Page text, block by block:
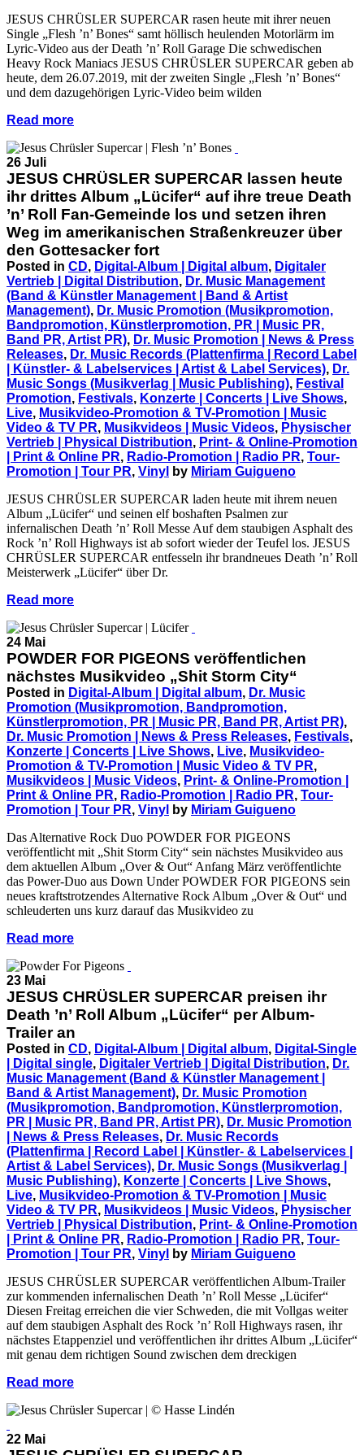
JESUS CHRÜSLER SUPERCAR rasen heute mit ihrer neuen
Single „Flesh ’n’ Bones“ samt höllisch heulenden Motorlärm im
Lyric-Video aus der Death ’n’ Roll Garage Die schwedischen
Heavy Rock Maniacs JESUS CHRÜSLER SUPERCAR geben ab
heute, dem 26.07.2019, mit der zweiten Single „Flesh ’n’ Bones“
und dem dazugehörigen Lyric-Video beim wilden
Read more
26 Juli
JESUS CHRÜSLER SUPERCAR lassen heute
ihr drittes Album „Lücifer“ auf ihre treue Death
’n’ Roll Fan-Gemeinde los und setzen ihren
Weg im amerikanischen Straßenkreuzer über
den Gottesacker fort
Posted in CD, Digital-Album | Digital album, Digitaler
Vertrieb | Digital Distribution, Dr. Music Management
(Band & Künstler Management | Band & Artist
Management), Dr. Music Promotion (Musikpromotion,
Bandpromotion, Künstlerpromotion, PR | Music PR,
Band PR, Artist PR), Dr. Music Promotion | News & Press
Releases, Dr. Music Records (Plattenfirma | Record Label
| Künstler- & Labelservices | Artist & Label Services), Dr.
Music Songs (Musikverlag | Music Publishing), Festival
Promotion, Festivals, Konzerte | Concerts | Live Shows,
Live, Musikvideo-Promotion & TV-Promotion | Music
Video & TV PR, Musikvideos | Music Videos, Physischer
Vertrieb | Physical Distribution, Print- & Online-Promotion
| Print & Online PR, Radio-Promotion | Radio PR, Tour-
Promotion | Tour PR, Vinyl by Miriam Guigueno
JESUS CHRÜSLER SUPERCAR laden heute mit ihrem neuen
Album „Lücifer“ und seinen elf boshaften Psalmen zur
infernalischen Death ’n’ Roll Messe Auf dem staubigen Asphalt des
Rock ’n’ Roll Highways ist ab sofort wieder der Teufel los. JESUS
CHRÜSLER SUPERCAR entfesseln ihr brandneues Death ’n’ Roll
Meisterwerk „Lücifer“ über Dr.
Read more
24 Mai
POWDER FOR PIGEONS veröffentlichen
nächstes Musikvideo „Shit Storm City“
Posted in Digital-Album | Digital album, Dr. Music
Promotion (Musikpromotion, Bandpromotion,
Künstlerpromotion, PR | Music PR, Band PR, Artist PR),
Dr. Music Promotion | News & Press Releases, Festivals,
Konzerte | Concerts | Live Shows, Live, Musikvideo-
Promotion & TV-Promotion | Music Video & TV PR,
Musikvideos | Music Videos, Print- & Online-Promotion |
Print & Online PR, Radio-Promotion | Radio PR, Tour-
Promotion | Tour PR, Vinyl by Miriam Guigueno
Das Alternative Rock Duo POWDER FOR PIGEONS
veröffentlicht mit „Shit Storm City“ sein nächstes Musikvideo aus
dem aktuellen Album „Over & Out“ Anfang März veröffentlichte
das Power-Duo aus Down Under POWDER FOR PIGEONS sein
neues kraftstrotzendes Alternative Rock Album „Over & Out“ und
schleuderten uns kurz darauf das Musikvideo zu
Read more
23 Mai
JESUS CHRÜSLER SUPERCAR preisen ihr
Death ’n’ Roll Album „Lücifer“ per Album-
Trailer an
Posted in CD, Digital-Album | Digital album, Digital-Single
| Digital single, Digitaler Vertrieb | Digital Distribution, Dr.
Music Management (Band & Künstler Management |
Band & Artist Management), Dr. Music Promotion
(Musikpromotion, Bandpromotion, Künstlerpromotion,
PR | Music PR, Band PR, Artist PR), Dr. Music Promotion
| News & Press Releases, Dr. Music Records
(Plattenfirma | Record Label | Künstler- & Labelservices |
Artist & Label Services), Dr. Music Songs (Musikverlag |
Music Publishing), Konzerte | Concerts | Live Shows,
Live, Musikvideo-Promotion & TV-Promotion | Music
Video & TV PR, Musikvideos | Music Videos, Physischer
Vertrieb | Physical Distribution, Print- & Online-Promotion
| Print & Online PR, Radio-Promotion | Radio PR, Tour-
Promotion | Tour PR, Vinyl by Miriam Guigueno
JESUS CHRÜSLER SUPERCAR veröffentlichen Album-Trailer
zur kommenden infernalischen Death ’n’ Roll Messe „Lücifer“
Diesen Freitag erreichen die vier Schweden, die mit Vollgas weiter
auf dem staubigen Asphalt des Rock ’n’ Roll Highways rasen, ihr
nächstes Etappenziel und veröffentlichen ihr drittes Album „Lücifer“
mit genau dem richtigen Sound zwischen dem dreckigen
Read more
22 Mai